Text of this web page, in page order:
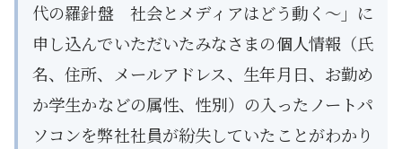
代の羅針盤 社会とメディアはどう動く～」に
申し込んでいただいたみなさまの個人情報（氏
名、住所、メールアドレス、生年月日、お勤め
か学生かなどの属性、性別）の入ったノートパ
ソコンを弊社社員が紛失していたことがわかり